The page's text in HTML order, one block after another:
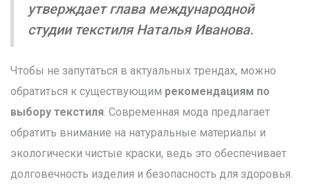
утверждает глава международной
студии текстиля Наталья Иванова.
Чтобы не запутаться в актуальных трендах, можно
обратиться к существующим рекомендациям по
выбору текстиля. Современная мода предлагает
обратить внимание на натуральные материалы и
экологически чистые краски, ведь это обеспечивает
долговечность изделия и безопасность для здоровья.